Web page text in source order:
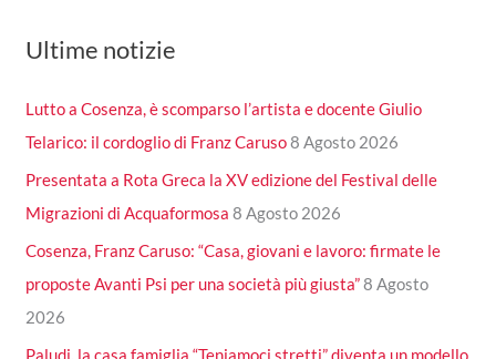
Ultime notizie
Lutto a Cosenza, è scomparso l’artista e docente Giulio
Telarico: il cordoglio di Franz Caruso8 Agosto 2026
Presentata a Rota Greca la XV edizione del Festival delle
Migrazioni di Acquaformosa 8 Agosto 2026
Cosenza, Franz Caruso: “Casa, giovani e lavoro: firmate le
proposte Avanti Psi per una società più giusta”8 Agosto
2026
Paludi, la casa famiglia “Teniamoci stretti” diventa un modello